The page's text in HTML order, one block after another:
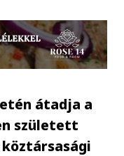
átadja a
született